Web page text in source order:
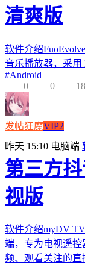
清爽版
软件介绍
音乐播放器，采用
#Android
0
0 18
发帖狂魔VIP2
昨天 15:10 电脑端
第三方
视版
软件介绍myDV
端，专为电视遥
频、观看关注的直